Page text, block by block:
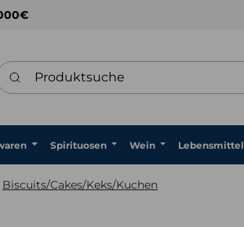
Spirituosen Wein Lebensmittel
Biscuits/Cakes/Keks/Kuchen